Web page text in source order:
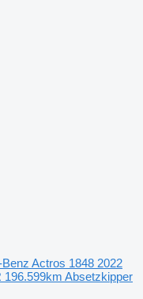
Actros 1848 2022
Absetzkipper